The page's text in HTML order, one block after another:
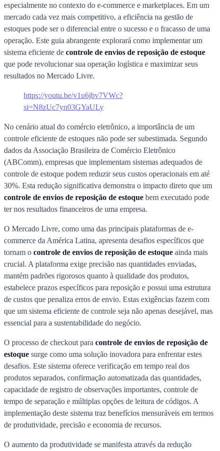
especialmente no contexto do e-commerce e marketplaces. Em um
mercado cada vez mais competitivo, a eficiência na gestão de
estoques pode ser o diferencial entre o sucesso e o fracasso de uma
operação. Este guia abrangente explorará como implementar um
sistema eficiente de controle de envios de reposição de estoque
que pode revolucionar sua operação logística e maximizar seus
resultados no Mercado Livre.
https://youtu.be/v1u6jbv7VWc?
si=N8zUc7yn03GYaULy
No cenário atual do comércio eletrônico, a importância de um
controle eficiente de estoques não pode ser subestimada. Segundo
dados da Associação Brasileira de Comércio Eletrônico
(ABComm), empresas que implementam sistemas adequados de
controle de estoque podem reduzir seus custos operacionais em até
30%. Esta redução significativa demonstra o impacto direto que um
controle de envios de reposição de estoque bem executado pode
ter nos resultados financeiros de uma empresa.
O Mercado Livre, como uma das principais plataformas de e-
commerce da América Latina, apresenta desafios específicos que
tornam o controle de envios de reposição de estoque ainda mais
crucial. A plataforma exige precisão nas quantidades enviadas,
mantém padrões rigorosos quanto à qualidade dos produtos,
estabelece prazos específicos para reposição e possui uma estrutura
de custos que penaliza erros de envio. Estas exigências fazem com
que um sistema eficiente de controle seja não apenas desejável, mas
essencial para a sustentabilidade do negócio.
O processo de checkout para controle de envios de reposição de
estoque surge como uma solução inovadora para enfrentar estes
desafios. Este sistema oferece verificação em tempo real dos
produtos separados, confirmação automatizada das quantidades,
capacidade de registro de observações importantes, controle de
tempo de separação e múltiplas opções de leitura de códigos. A
implementação deste sistema traz benefícios mensuráveis em termos
de produtividade, precisão e economia de recursos.
O aumento da produtividade se manifesta através da redução